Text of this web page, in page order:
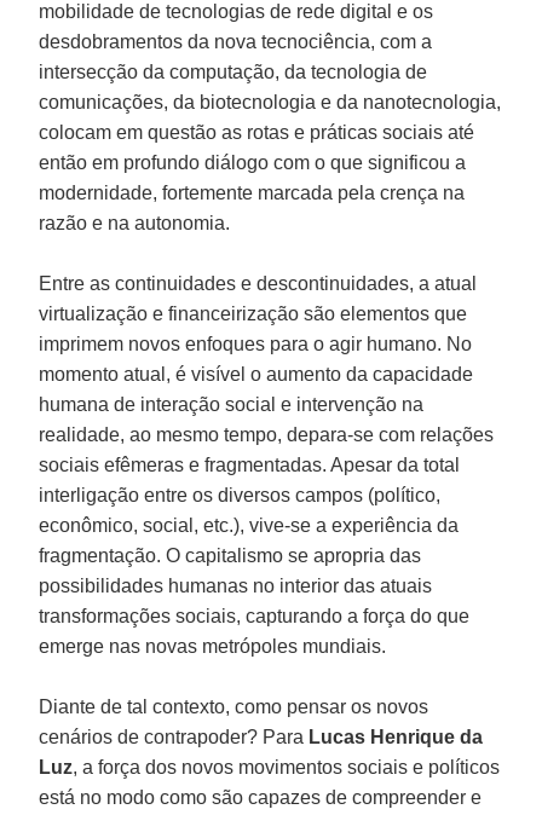
mobilidade de tecnologias de rede digital e os
desdobramentos da nova tecnociência, com a
intersecção da computação, da tecnologia de
comunicações, da biotecnologia e da nanotecnologia,
colocam em questão as rotas e práticas sociais até
então em profundo diálogo com o que significou a
modernidade, fortemente marcada pela crença na
razão e na autonomia.
Entre as continuidades e descontinuidades, a atual
virtualização e financeirização são elementos que
imprimem novos enfoques para o agir humano. No
momento atual, é visível o aumento da capacidade
humana de interação social e intervenção na
realidade, ao mesmo tempo, depara-se com relações
sociais efêmeras e fragmentadas. Apesar da total
interligação entre os diversos campos (político,
econômico, social, etc.), vive-se a experiência da
fragmentação. O capitalismo se apropria das
possibilidades humanas no interior das atuais
transformações sociais, capturando a força do que
emerge nas novas metrópoles mundiais.
Diante de tal contexto, como pensar os novos
cenários de contrapoder? Para Lucas Henrique da
Luz, a força dos novos movimentos sociais e políticos
está no modo como são capazes de compreender e